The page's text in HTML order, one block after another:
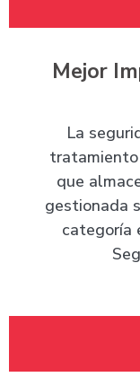
Mejor
La
que
gestionada
categoría